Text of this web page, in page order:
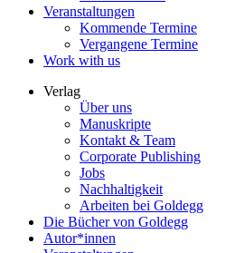
Veranstaltungen
Kommende Termine
Vergangene Termine
Work with us
Verlag
Über uns
Manuskripte
Kontakt & Team
Corporate Publishing
Jobs
Nachhaltigkeit
Arbeiten bei Goldegg
Die Bücher von Goldegg
Autor*innen